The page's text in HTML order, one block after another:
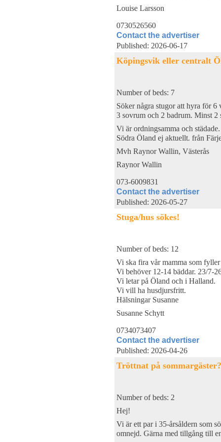
Louise Larsson
0730526560
Contact the advertiser
Published: 2026-06-17
Köpingsvik eller centralt
Number of beds: 7
Söker några stugor att hyra för
3 sovrum och 2 badrum. Minst
Vi är ordningsamma och städade.
Södra Öland ej aktuellt. från
Mvh Raynor Wallin, Västerås
Raynor Wallin
073-6009831
Contact the advertiser
Published: 2026-05-27
Stuga/hus sökes!
Number of beds: 12
Vi ska fira vår mamma som fyller
Vi behöver 12-14 bäddar. 23/7-
Vi letar på Öland och i Halland.
Vi vill ha husdjursfritt.
Hälsningar Susanne
Susanne Schytt
0734073407
Contact the advertiser
Published: 2026-04-26
Tröttnat på sommargäster?
Number of beds: 2
Hej!
Vi är ett par i 35-årsåldern som
omnejd. Gärna med tillgång till